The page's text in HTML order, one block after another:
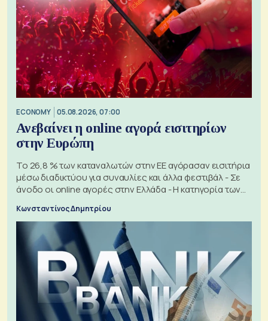
ECONOMY 05.08.2026, 07:00
Ανεβαίνει η online αγορά εισιτηρίων
στην Ευρώπη
Το 26,8 % των καταναλωτών στην ΕΕ αγόρασαν εισιτήρια
μέσω διαδικτύου για συναυλίες και άλλα φεστιβάλ - Σε
άνοδο οι online αγορές στην Ελλάδα - Η κατηγορία των
Κωνσταντίνος Δημητρίου